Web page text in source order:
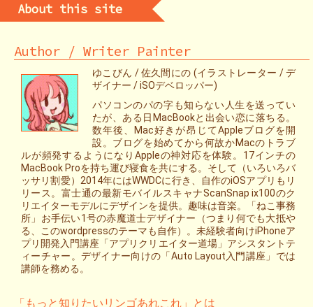
About this site
Author / Writer Painter
ゆこびん / 佐久間にの (イラストレーター / デ
ザイナー / iSOデベロッパー)
パソコンのパの字も知らない人生を送ってい
たが、ある日MacBookと出会い恋に落ちる。
数年後、Mac好きが昂じてAppleブログを開
設。ブログを始めてから何故かMacのトラブ
ルが頻発するようになりAppleの神対応を体験。17インチの
MacBook Proを持ち運び寝食を共にする。そして（いろいろバ
ッサリ割愛）2014年にはWWDCに行き、自作のiOSアプリもリ
リース。富士通の最新モバイルスキャナScanSnap ix100のク
リエイターモデルにデザインを提供。趣味は音楽。「ねこ事務
所」お手伝い1号の赤魔道士デザイナー（つまり何でも大抵や
る、このwordpressのテーマも自作）。未経験者向けiPhoneア
プリ開発入門講座「アプリクリエイター道場」アシスタントテ
ィーチャー。デザイナー向けの「Auto Layout入門講座」では
講師を務める。
「もっと知りたいリンゴあれこれ」とは